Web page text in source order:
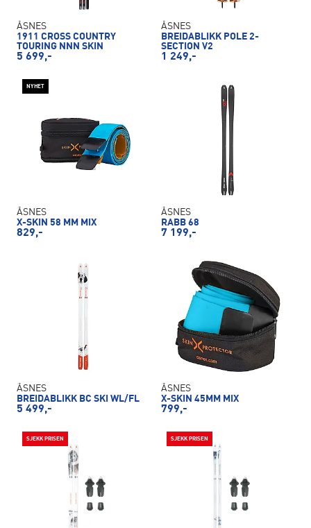
ÅSNES
1911 CROSS COUNTRY
TOURING NNN SKIN
5 699,-
ÅSNES
BREIDABLIKK POLE 2-
SECTION V2
1 249,-
NYHET
ÅSNES
X-SKIN 58 MM MIX
829,-
ÅSNES
RABB 68
7 199,-
ÅSNES
BREIDABLIKK BC SKI WL/FL
5 499,-
ÅSNES
X-SKIN 45MM MIX
799,-
SJEKK PRISEN SJEKK PRISEN